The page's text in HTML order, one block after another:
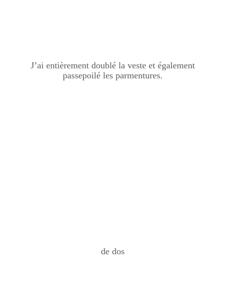
J’ai entièrement doublé la veste et également
passepoilé les parmentures.
de dos